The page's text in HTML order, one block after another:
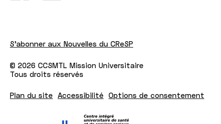
© 2026 CCSMTL Mission Universitaire
Tous droits réservés
Plan du site Accessibilité Options de consentement
S'abonner aux Nouvelles du CReSP